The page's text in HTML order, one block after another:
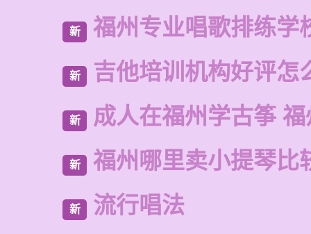
新 福州专业唱歌排练学
新 吉他培训机构好评怎
新 成人在福州学古筝
新 福州哪里卖小提琴比
新 流行唱法